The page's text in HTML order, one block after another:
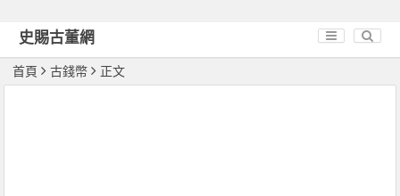
史賜古董網
首頁 古錢幣 正文